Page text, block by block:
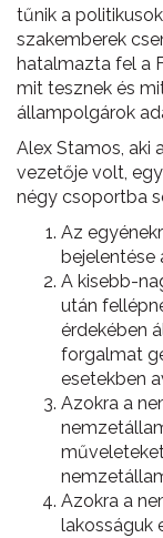
tűnik a
szakemberek
hatalmazta fel a
mit tesznek és
állampolgárok
Alex Stamos, aki
vezetője volt, egy
négy csoportba
Az
bejelentése
A kisebb-
után
érdekében
forgalmat
esetekben
Azokra a
Azokra a
lakosságuk